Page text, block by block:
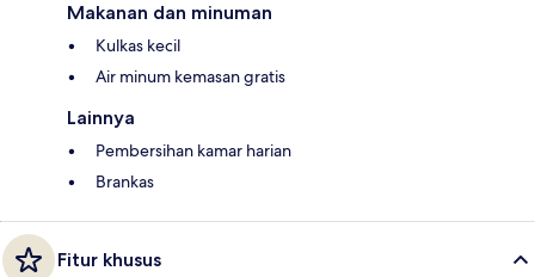
Makanan dan minuman
Kulkas kecil
Air minum kemasan gratis
Lainnya
Pembersihan kamar harian
Brankas
Fitur khusus